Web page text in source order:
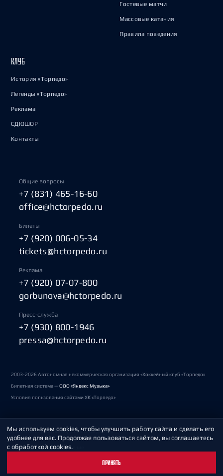
Гостевые матчи
Массовые катания
Правила поведения
КЛУБ
История «Торпедо»
Легенды «Торпедо»
Реклама
СДЮШОР
Контакты
Общие вопросы
+7 (831) 465-16-60
office@hctorpedo.ru
Билеты
+7 (920) 006-05-34
tickets@hctorpedo.ru
Реклама
+7 (920) 07-07-800
gorbunova@hctorpedo.ru
Пресс-служба
+7 (930) 800-1946
pressa@hctorpedo.ru
2003-2026 Автономная некоммерческая организация «Хоккейный клуб «Торпедо»
Билетная система —ООО «Яндекс Музыка»
Условия пользования сайтами ХК «Торпедо»
Политика обработки персональных данных
Пользовательское соглашение
Мы используем cookies, чтобы улучшить работу сайта и сделать его
удобнее для вас. Продолжая пользоваться сайтом, вы соглашаетесь
с обработкой cookies.
ПРИНЯТЬ